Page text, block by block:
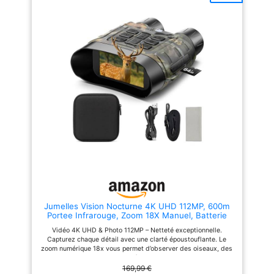
précis】Facile à utiliser avec
bouton de mise au point et
anneaux de dioptrie, un design
amélioré de l'œillet et des
couvercles d'objectif attachés
pour un large éventail
d'utilisateurs, œillets tournants
vers le haut et vers le bas pour
un ajustement rapide et
revêtement multicouches】les
lentilles entièrement
d'un grossissement 12x, le
capturer les images les plus
claires, lumineuses et stables.
smartphone】Jumelles peuvent
être utilisées avec un support
de trépied, ce qui est très
Jumelles Vision Nocturne 4K UHD 112MP, 600m
Portee Infrarouge, Zoom 18X Manuel, Batterie
5000mAh, Carte TF 64GB Offerte, Ideal Chasse
Camping Observation Nocturne, Etui de
Rangement Inclus
Vidéo 4K UHD & Photo 112MP – Netteté exceptionnelle.
Capturez chaque détail avec une clarté époustouflante. Le
zoom numérique 18x vous permet d’observer des oiseaux, des
paysages lointains ou des scènes sportives comme si vous
étiez à côté. Idéal pour l’ornithologie, les randonnées en
169,99 €